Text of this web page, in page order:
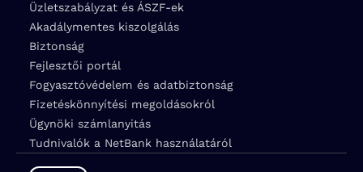
Üzletszabályzat és ÁSZF-ek
Akadálymentes kiszolgálás
Biztonság
Fejlesztői portál
Fogyasztóvédelem és adatbiztonság
Fizetéskönnyítési megoldásokról
Ügynöki számlanyitás
Tudnivalók a NetBank használatáról